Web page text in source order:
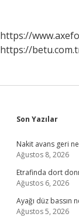
https://
https://
Son Yazılar
Nakit avans geri
Ağustos 8, 2026
Etrafinda dort
Ağustos 6, 2026
Ayağı düz bassın
Ağustos 5, 2026